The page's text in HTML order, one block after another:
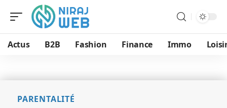
Actus B2B Fashion Finance Immo
PARENTALITÉ